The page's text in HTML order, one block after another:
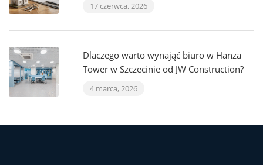
17 czerwca, 2026
Dlaczego warto wynająć biuro w Hanza
Tower w Szczecinie od JW Construction?
4 marca, 2026